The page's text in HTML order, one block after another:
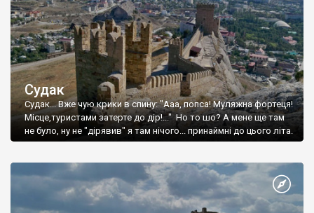
Судак
Судак... Вже чую крики в спину: "Ааа, попса! Муляжна фортеця!
Місце,туристами затерте до дір!..." Но то шо? А мене ще там
не було, ну не "дірявив" я там нічого... принаймні до цього літа.